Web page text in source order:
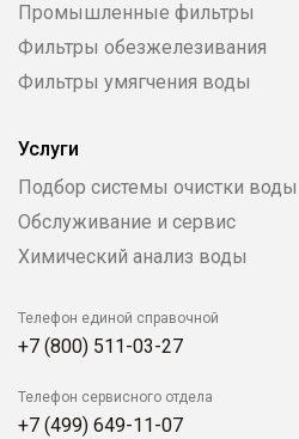
Промышленные фильтры
Фильтры обезжелезивания
Фильтры умягчения воды
Услуги
Подбор системы очистки воды
Обслуживание и сервис
Химический анализ воды
Телефон единой справочной
+7 (800) 511-03-27
Телефон сервисного отдела
+7 (499) 649-11-07